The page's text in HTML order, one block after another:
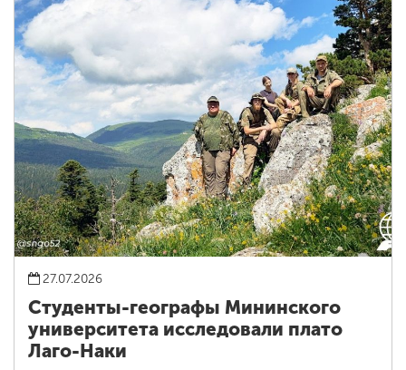
27.07.2026
Студенты-географы Мининского
университета исследовали плато
Лаго-Наки